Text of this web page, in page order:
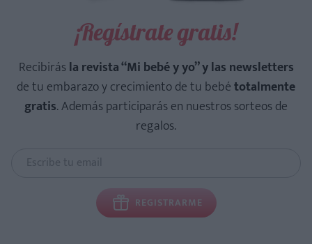
¡Regístrate gratis!
Recibirásla revista “Mi bebé y yo” y las newsletters
de tu embarazo y crecimiento de tu bebétotalmente
gratis. Además participarás en nuestros sorteos de
regalos.
REGISTRARME